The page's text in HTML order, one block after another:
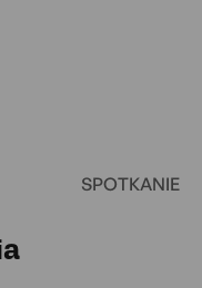
SPOTKANIE
06.07 17:30 -